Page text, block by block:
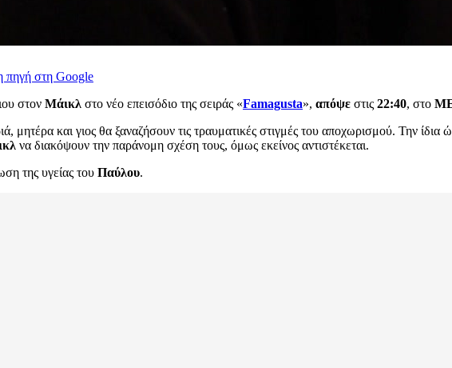
πηγή στη Google
στον Μάικλ στο νέο επεισόδιο της σειράς «Famagusta», απόψε στις 22:40, στο
μητέρα και γιος θα ξαναζήσουν τις τραυματικές στιγμές του αποχωρισμού. Την
να διακόψουν την παράνομη σχέση τους, όμως εκείνος αντιστέκεται.
της υγείας του Παύλου.